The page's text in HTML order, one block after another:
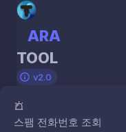
ARA
TOOL
v2.0
스팸 전화번호 조회